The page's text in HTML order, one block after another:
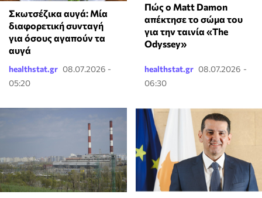
Σκωτσέζικα αυγά: Μία
διαφορετική συνταγή
για όσους αγαπούν τα
αυγά
healthstat.gr 08.07.2026 -
05:20
Πώς ο Matt Damon
απέκτησε το σώμα του
για την ταινία «The
Odyssey»
healthstat.gr 08.07.2026 -
06:30